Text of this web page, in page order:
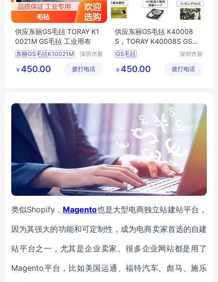
供应东丽GS毛毡 TORAY K1
0021M GS毛毡 工业用布
东丽GS毛毡K10021M
K10021MGS毛毡
深圳市新
链有限公
￥ 450.00 拨打电话
供应东丽GS毛毡 K40008
S，TORAY K40008S GS毛
毡 工业用布
GS毛毡
TORAY毛毡批发
深圳市新
链有限公
￥ 450.00 拨打电话
类似Shopify， Magento也是大型电商独立站建站平台，
因为其强大的功能和可定制性，成为电商卖家首选的自建
站平台之一，尤其是企业卖家。很多企业网站都是用了
Magento平台，比如美国运通、福特汽车、彪马、施乐